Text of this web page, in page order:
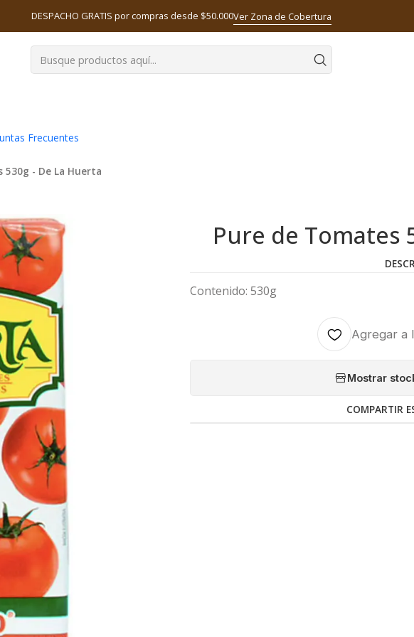
Frecuentes
DESPACHO GRATIS por compras desde $50.000Ver Zona de Cobertura
530g - De La Huerta
Pure de Tomates
Contenido: 530g
Agregar a
Mostrar
COMPARTIR